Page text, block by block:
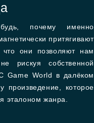
почему именно
притягивают
они позволяют нам
рискуя собственной
Game World в далёком
произведение, которое
эталоном жанра.